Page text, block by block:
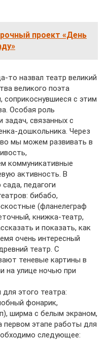
проект «День
то назвал театр великий
великого поэта
с этим
Особая роль
задач, связанных с
дошкольника. Через
мы можем развивать в
коммуникативные
активность. В
педагоги
бибабо,
(фланелеграф
книжка-театр,
и показать, как
очень интересный
театр. С
теневые картины в
на улице ночью при
этого театра:
фонарик,
ширма с белым экраном,
первом этапе работы для
следующее: